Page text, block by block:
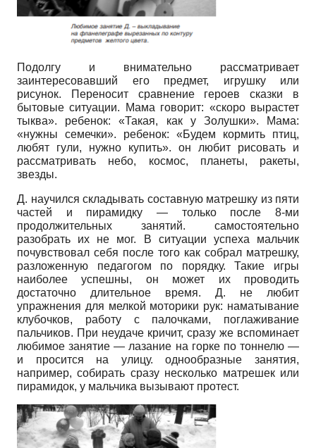
Подолгу и внимательно рассматривает
заинтересовавший его предмет, игрушку или
рисунок. Переносит сравнение героев сказки в
бытовые ситуации. Мама говорит: «скоро вырастет
тыква». ребенок: «Такая, как у Золушки». Мама:
«нужны семечки». ребенок: «Будем кормить птиц,
любят гули, нужно купить». он любит рисовать и
рассматривать небо, космос, планеты, ракеты,
звезды.
Д. научился складывать составную матрешку из пяти
частей и пирамидку — только после 8-ми
продолжительных занятий. самостоятельно
разобрать их не мог. В ситуации успеха мальчик
почувствовал себя после того как собрал матрешку,
разложенную педагогом по порядку. Такие игры
наиболее успешны, он может их проводить
достаточно длительное время. Д. не любит
упражнения для мелкой моторики рук: наматывание
клубочков, работу с палочками, поглажи­вание
пальчиков. При неудаче кричит, сразу же вспоминает
любимое занятие — лазание на горке по тоннелю —
и просится на улицу. однообразные занятия,
например, собирать сразу несколько матрешек или
пирамидок, у мальчика вызывают протест.